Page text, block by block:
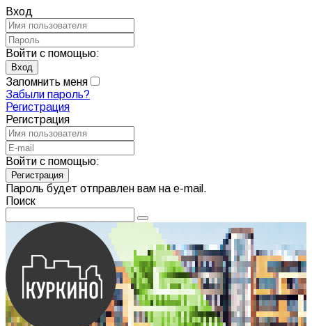
Вход
Войти с помощью:
Запомнить меня
Забыли пароль?
Регистрация
Регистрация
Войти с помощью:
Пароль будет отправлен вам на e-mail.
Поиск